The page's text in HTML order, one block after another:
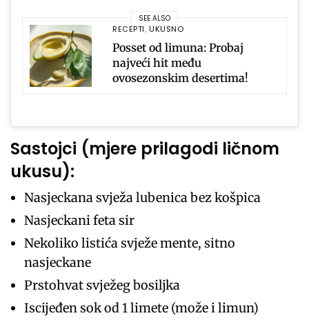
SEE ALSO
RECEPTI, UKUSNO
Posset od limuna: Probaj
najveći hit među
ovosezonskim desertima!
Sastojci (mjere prilagodi ličnom
ukusu):
Nasjeckana svježa lubenica bez košpica
Nasjeckani feta sir
Nekoliko listića svježe mente, sitno
nasjeckane
Prstohvat svježeg bosiljka
Iscijeđen sok od 1 limete (može i limun)